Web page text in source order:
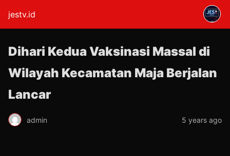
jestv.id
Dihari Kedua Vaksinasi Massal di
Wilayah Kecamatan Maja Berjalan
Lancar
admin 5 years ago